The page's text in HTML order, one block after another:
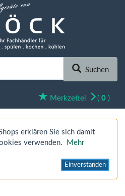
Suchen
Merkzettel ( 0 )
erklären Sie sich damit
verwenden.
Mehr
Einverstanden